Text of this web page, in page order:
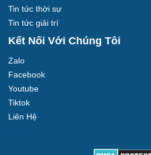
Tin tức thời sự
Tin tức giải trí
Kết Nối Với Chúng Tôi
Zalo
Facebook
Youtube
Tiktok
Liên Hệ